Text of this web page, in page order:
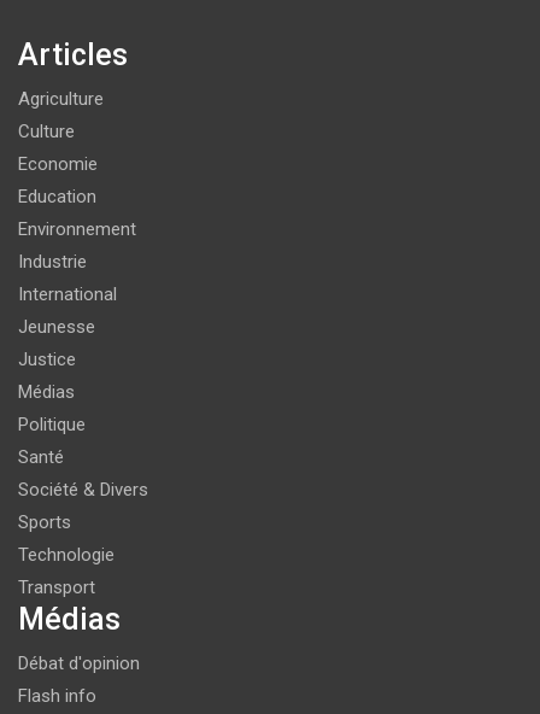
Articles
Agriculture
Culture
Economie
Education
Environnement
Industrie
International
Jeunesse
Justice
Médias
Politique
Santé
Société & Divers
Sports
Technologie
Transport
Médias
Débat d'opinion
Flash info